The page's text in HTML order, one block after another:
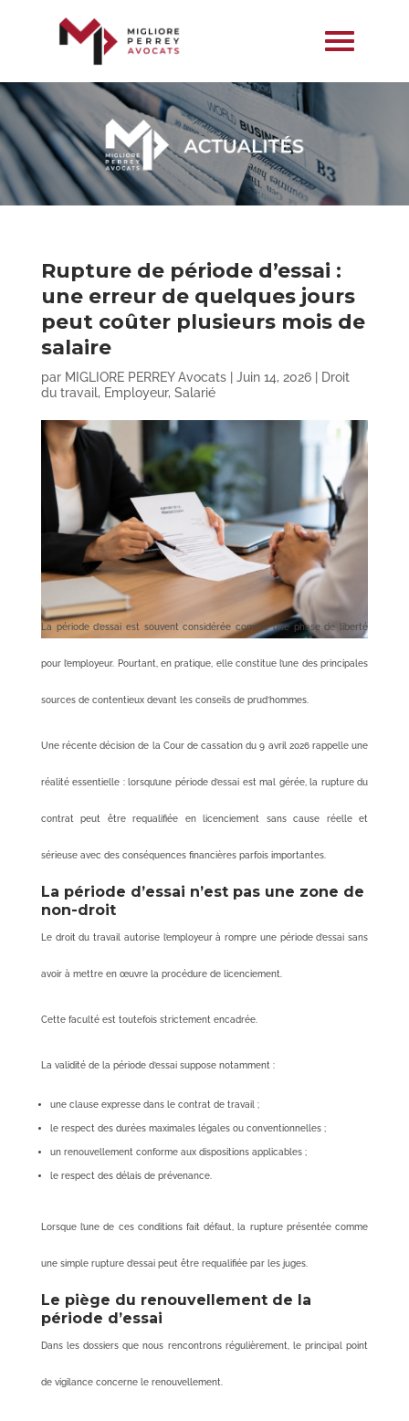
Rupture de période d’essai :
une erreur de quelques jours
peut coûter plusieurs mois de
salaire
par MIGLIORE PERREY Avocats| Juin 14, 2026|
Droit
du travail, Employeur, Salarié
La période d’essai est souvent considérée comme une phase de liberté
pour l’employeur. Pourtant, en pratique, elle constitue l’une des principales
sources de contentieux devant les conseils de prud’hommes.
Une récente décision de la Cour de cassation du 9 avril 2026 rappelle une
réalité essentielle : lorsqu’une période d’essai est mal gérée, la rupture du
contrat peut être requalifiée en licenciement sans cause réelle et
sérieuse avec des conséquences financières parfois importantes.
La période d’essai n’est pas une zone de
non-droit
Le droit du travail autorise l’employeur à rompre une période d’essai sans
avoir à mettre en œuvre la procédure de licenciement.
Cette faculté est toutefois strictement encadrée.
La validité de la période d’essai suppose notamment :
une clause expresse dans le contrat de travail ;
le respect des durées maximales légales ou conventionnelles ;
un renouvellement conforme aux dispositions applicables ;
le respect des délais de prévenance.
Lorsque l’une de ces conditions fait défaut, la rupture présentée comme
une simple rupture d’essai peut être requalifiée par les juges.
Le piège du renouvellement de la
période d’essai
Dans les dossiers que nous rencontrons régulièrement, le principal point
de vigilance concerne le renouvellement.